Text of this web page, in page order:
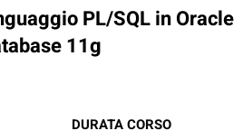
PL/SQL in Oracle
11g
DURATA CORSO